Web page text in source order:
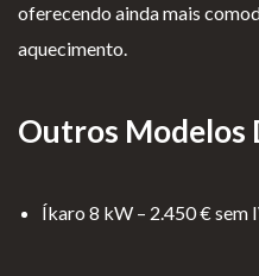
oferecendo ainda mais
aquecimento.
Outros Modelos
Íkaro 8 kW – 2.450 € sem